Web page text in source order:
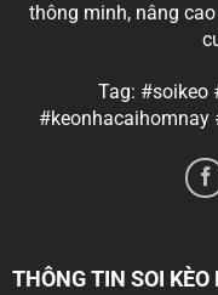
thông minh, nâng
Tag: #soikeo
#keonhacaihomnay
THÔNG TIN SOI KÈO